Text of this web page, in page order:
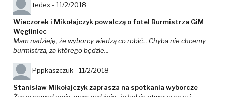
tedex - 11/2/2018
Wieczorek i Mikołajczyk powalczą o fotel Burmistrza GiM
Węgliniec
Mam nadzieję, że wyborcy wiedzą co robić... Chyba nie chcemy
burmistrza, za którego będzie...
Pppkaszczuk - 11/2/2018
Stanisław Mikołajczyk zaprasza na spotkania wyborcze